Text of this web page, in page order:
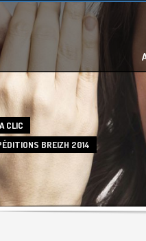
CLIC
BREIZH 2014